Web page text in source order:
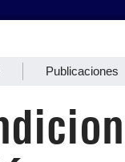
Publicaciones